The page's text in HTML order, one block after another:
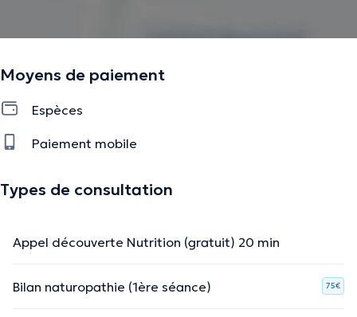
Moyens de paiement
Espèces
Paiement mobile
Types de consultation
Appel découverte Nutrition (gratuit) 20 min
Bilan naturopathie (1ère séance) 75€